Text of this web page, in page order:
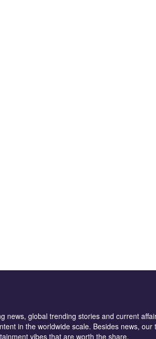
news, global trending stories and current
in the worldwide scale. Besides news,
vibes that are worth the share.